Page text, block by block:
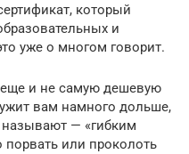
который
и
уже о многом говорит.
еще и не самую дешевую
вам намного дольше,
называют — «гибким
или проколоть